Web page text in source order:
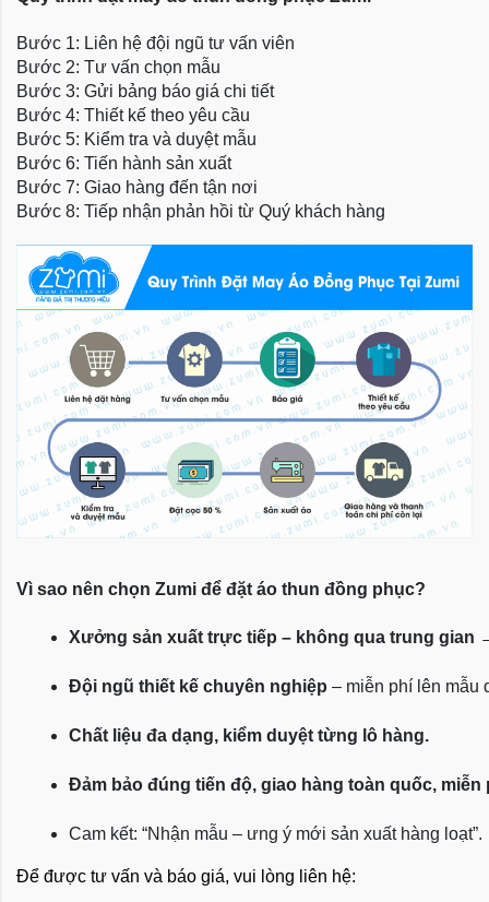
Bước 1: Liên hệ đội ngũ tư vấn viên
Bước 2: Tư vấn chọn mẫu
Bước 3: Gửi bảng báo giá chi tiết
Bước 4: Thiết kế theo yêu cầu
Bước 5: Kiểm tra và duyệt mẫu
Bước 6: Tiến hành sản xuất
Bước 7: Giao hàng đến tận nơi
Bước 8: Tiếp nhận phản hồi từ Quý khách hàng
Vì sao nên chọn Zumi để đặt áo thun đồng phục?
Xưởng sản xuất trực tiếp – không qua trung gian
Đội ngũ thiết kế chuyên nghiệp – miễn phí lên mẫu
Chất liệu đa dạng, kiểm duyệt từng lô hàng.
Đảm bảo đúng tiến độ, giao hàng toàn quốc, miễn
Cam kết: “Nhận mẫu – ưng ý mới sản xuất hàng loạt”.
Để được tư vấn và báo giá, vui lòng liên hệ: